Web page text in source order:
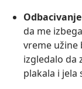
da me
vreme užine
izgledalo da
plakala i jela